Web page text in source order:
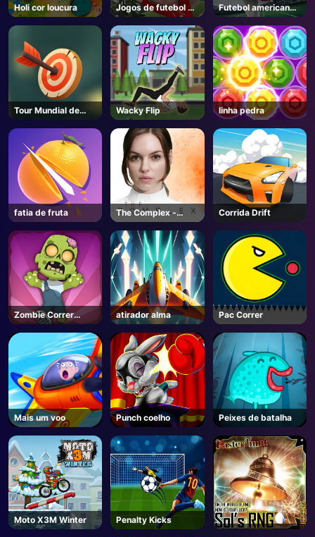
AD
Holi cor loucura
Jogos de futebol de
desenhos animados
para crianças
Futebol americano
chutes
Tour Mundial de
Tiro com Arco
Wacky Flip linha pedra
fatia de fruta
The Complex -
Steam
Corrida Drift
Zombie Correr
Saga
atirador alma Pac Correr
Mais um voo Punch coelho Peixes de batalha
Moto X3M Winter Penalty Kicks